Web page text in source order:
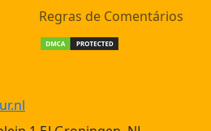
Regras de Comentários